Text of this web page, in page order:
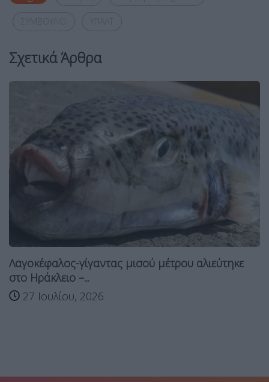
Σχετικά Άρθρα
Λαγοκέφαλος-γίγαντας μισού μέτρου αλιεύτηκε
στο Ηράκλειο –...
27 Ιουλίου, 2026